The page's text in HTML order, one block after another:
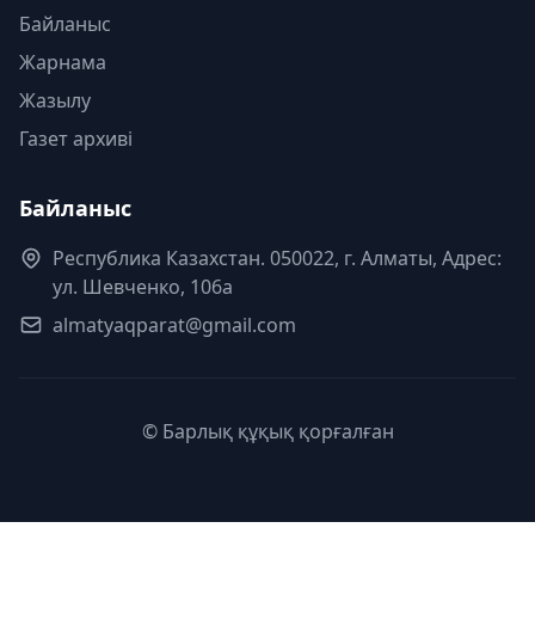
Байланыс
Жарнама
Жазылу
Газет архиві
Байланыс
Республика Казахстан. 050022, г. Алматы, Адрес:
ул. Шевченко, 106а
almatyaqparat@gmail.com
© Барлық құқық қорғалған